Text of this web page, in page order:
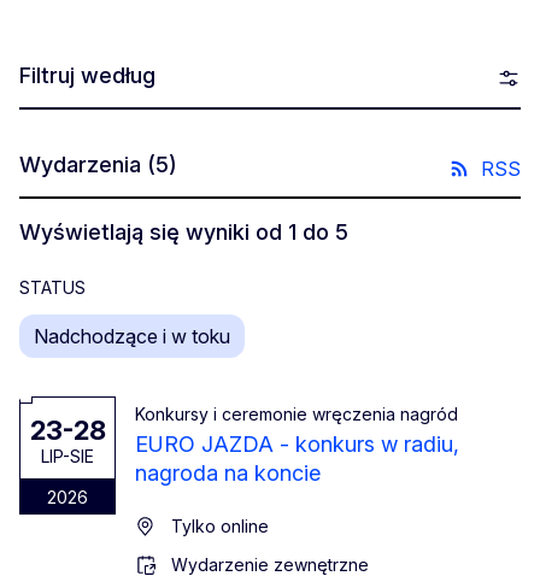
Filtruj według
Wydarzenia (5) RSS
Wyświetlają się wyniki od 1 do 5
STATUS
Nadchodzące i w toku
23-28
LIP-SIE
2026
Konkursy i ceremonie wręczenia nagród
EURO JAZDA - konkurs w radiu,
nagroda na koncie
Tylko online
Wydarzenie zewnętrzne